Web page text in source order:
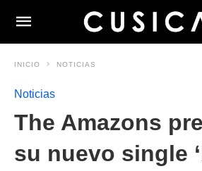
INICIO NOTICIAS
Noticias
The Amazons
su nuevo single